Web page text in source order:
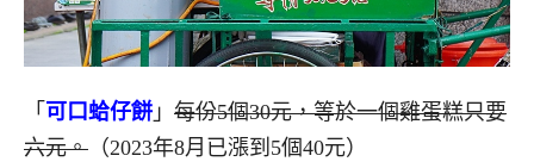
「 可口蛤仔餅 」 每份5個30元，等於一個雞蛋糕只要
六元。 （2023年8月已漲到5個40元）